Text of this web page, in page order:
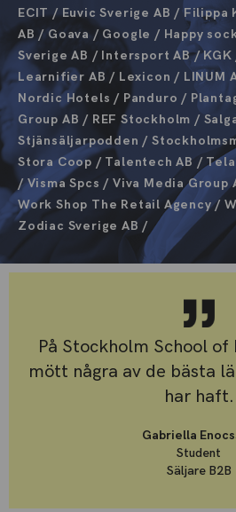
ECIT / Euvic Sverige AB /
AB / Goava / Google / Happy
Sverige AB / Intersport AB /
Learnifier AB / Lexicon / LINUM
Nordic Hotels / Panduro /
Group AB / REF Stockholm /
Stjänsäljarpodden /
Stora Coop / Talentech AB /
/ Visma Spcs / Viva Media Group
Work Shop The Retail Agency /
Zodiac Sverige AB /
På Stockholm School of
mött några av de bästa
har haft.
Gabriella
Student
Säljare B2B